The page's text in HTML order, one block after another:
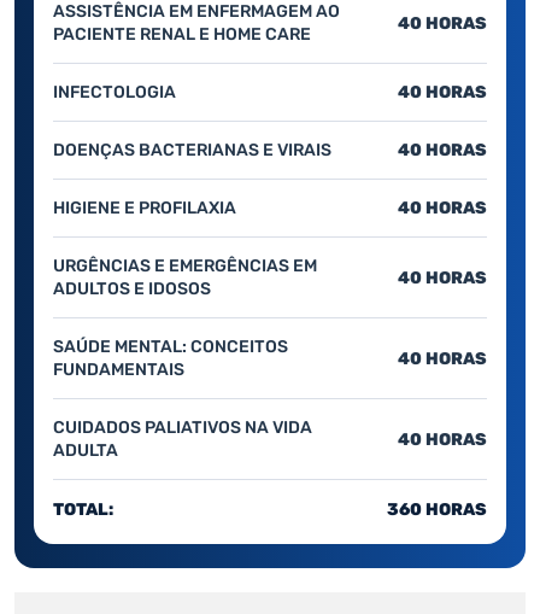
ASSISTÊNCIA EM ENFERMAGEM AO
PACIENTE RENAL E HOME CARE
40 HORAS
INFECTOLOGIA 40 HORAS
DOENÇAS BACTERIANAS E VIRAIS 40 HORAS
HIGIENE E PROFILAXIA 40 HORAS
URGÊNCIAS E EMERGÊNCIAS EM
ADULTOS E IDOSOS
40 HORAS
SAÚDE MENTAL: CONCEITOS
FUNDAMENTAIS
40 HORAS
CUIDADOS PALIATIVOS NA VIDA
ADULTA
40 HORAS
TOTAL: 360 HORAS